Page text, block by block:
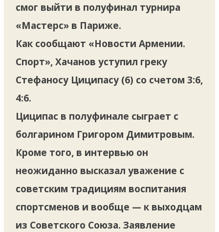
смог выйти в полуфинал турнира
«Мастерс» в Париже.
Как сообщают «Новости Армении.
Спорт», Хачанов уступил греку
Стефаносу Циципасу (6) со счетом 3:6,
4:6.
Циципас в полуфинале сыграет с
болгарином Григором Димитровым.
Кроме того, в интервью он
неожиданно высказал уважение с
советским традициям воспитания
спортсменов и вообще — к выходцам
из Советского Союза. Заявление